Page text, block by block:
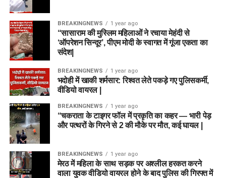
BREAKINGNEWS 1 year ago
“सासाराम की मुस्लिम महिलाओं ने रचाया मेहंदी से
‘ऑपरेशन सिन्दूर’, पीएम मोदी के स्वागत में गूंजा एकता का
संदेश|
BREAKINGNEWS 1 year ago
भदोही में खाकी शर्मसार: रिश्वत लेते पकड़े गए पुलिसकर्मी,
वीडियो वायरल |
BREAKINGNEWS 1 year ago
“चकराता के टाइगर फॉल में प्रकृति का कहर — भारी पेड़
और पत्थरों के गिरने से 2 की मौके पर मौत, कई घायल |
BREAKINGNEWS 1 year ago
मेरठ में महिला के साथ सड़क पर अश्लील हरकत करने
वाला युवक वीडियो वायरल होने के बाद पुलिस की गिरफ्त में